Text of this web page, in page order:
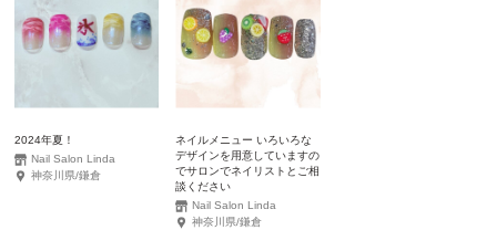
2024年夏！
Nail Salon Linda
神奈川県/鎌倉
ネイルメニュー いろいろな
デザインを用意していますの
でサロンでネイリストとご相
談ください
Nail Salon Linda
神奈川県/鎌倉